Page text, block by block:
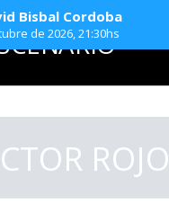
Bisbal Cordoba
de 2026, 21:30hs
ROJO